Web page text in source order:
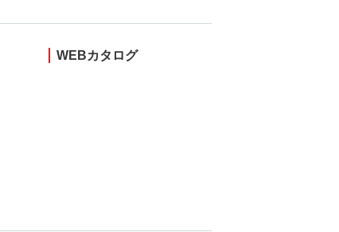
WEBカタログ